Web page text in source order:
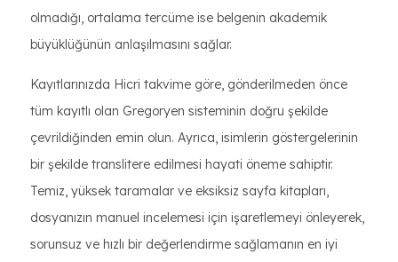
olmadığı, ortalama tercüme ise belgenin akademik
büyüklüğünün anlaşılmasını sağlar.
Kayıtlarınızda Hicri takvime göre, gönderilmeden önce
tüm kayıtlı olan Gregoryen sisteminin doğru şekilde
çevrildiğinden emin olun. Ayrıca, isimlerin göstergelerinin
bir şekilde translitere edilmesi hayati öneme sahiptir.
Temiz, yüksek taramalar ve eksiksiz sayfa kitapları,
dosyanızın manuel incelemesi için işaretlemeyi önleyerek,
sorunsuz ve hızlı bir değerlendirme sağlamanın en iyi